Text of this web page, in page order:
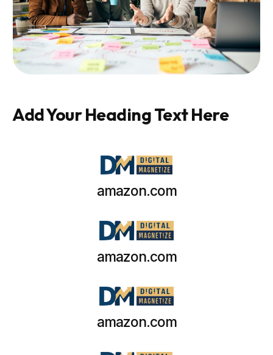
Add Your Heading Text Here
amazon.com
amazon.com
amazon.com